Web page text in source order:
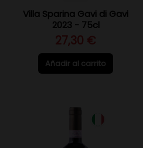
Villa Sparina Gavi di Gavi
2023 - 75cl
27,30 €
Añadir al carrito